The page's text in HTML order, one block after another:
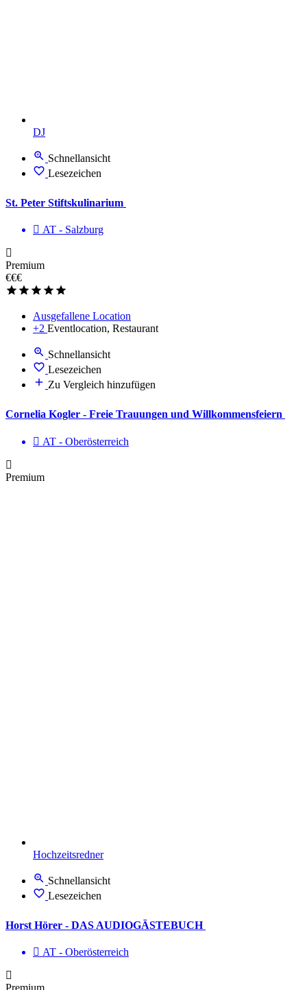
DJ
Schnellansicht
Lesezeichen
St. Peter Stiftskulinarium
AT - Salzburg
Premium
€€€
Ausgefallene Location
+2 Eventlocation, Restaurant
Schnellansicht
Lesezeichen
Zu Vergleich hinzufügen
Cornelia Kogler - Freie Trauungen und Willkommensfeiern
AT - Ober­österreich
Premium
Hochzeitsredner
Schnellansicht
Lesezeichen
Horst Hörer - DAS AUDIOGÄSTEBUCH
AT - Ober­österreich